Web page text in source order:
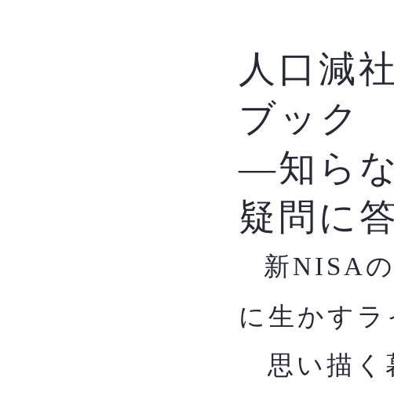
人口減
ブック
―知ら
疑問に
新NISA
に生かすラ
思い描く